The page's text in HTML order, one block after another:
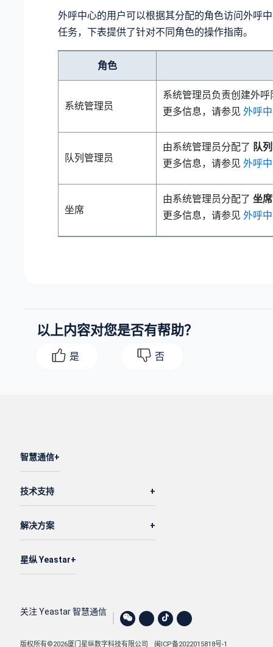
外呼中心的用户可以根据其分配的角色访问外呼
任务，下表提供了针对不同角色的操作指南。
角色
系统管理员
系统管理员负责创建外
更多信息，请参见 外呼
队列管理员
由系统管理员分配了 队
更多信息，请参见 外呼
坐席
由系统管理员分配了 坐席
更多信息，请参见 外呼
以上内容对您是否有帮助？
是 否
智慧通信
技术支持
解决方案
星纵 Yeastar
关注 Yeastar 智慧通信
版权所有©2026厦门星纵数字科技有限公司 闽ICP备2022015818号-1